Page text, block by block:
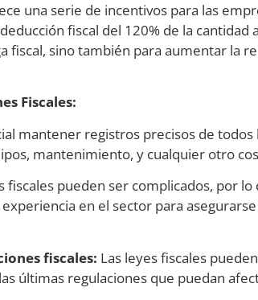
una serie de incentivos para las
fiscal del 120% de la cantidad
fiscal, sino también para aumentar la
Fiscales:
mantener registros precisos de todos
mantenimiento, y cualquier otro
fiscales pueden ser complicados, por
en el sector para
fiscales: Las leyes fiscales
últimas regulaciones que puedan